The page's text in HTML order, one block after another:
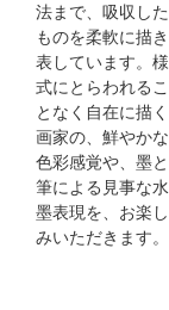
法まで、吸収した
ものを柔軟に描き
表しています。様
式にとらわれるこ
となく自在に描く
画家の、鮮やかな
色彩感覚や、墨と
筆による見事な水
墨表現を、お楽し
みいただきます。